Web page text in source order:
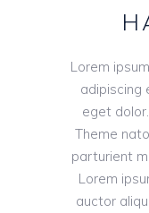
Lorem
adipiscing
eget
Theme
parturient
Lorem
auctor